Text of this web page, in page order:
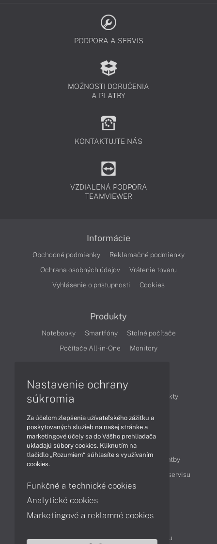
PODPORA A SERVIS
MOŽNOSTI DORUČENIA
A PLATBY
KONTAKTUJTE NÁS
VZDIALENÁ PODPORA
TEAMVIEWER
Informácie
Obchodné podmienky
Reklamačné podmienky
Ochrana osobných údajov
Vrátenie tovaru
Vyhlásenie o prístupnosti
Cookies
Produkty
Notebooky Smartfóny
Stolné počítače
Počítače All-in-One
Monitory
Články
Obchodné informácie
Produkty
Obsah
Ako nakupovať
Možnosti doručenia a platby
Cenník servisu
Kontakty
Servisné oddelenie
Reklamácia tovaru
Nastavenie ochrany
súkromia
Za účelom zlepšenia užívateľského zážitku a
poskytovaných služieb na našej stránke a
marketingové účely sa do Vášho prehliadača
ukladajú súbory cookies. Kliknutím na
tlačidlo „Rozumiem“ súhlasíte s využívaním
cookies.
Funkčné a technické cookies
Analytické cookies
Marketingové a reklamné cookies